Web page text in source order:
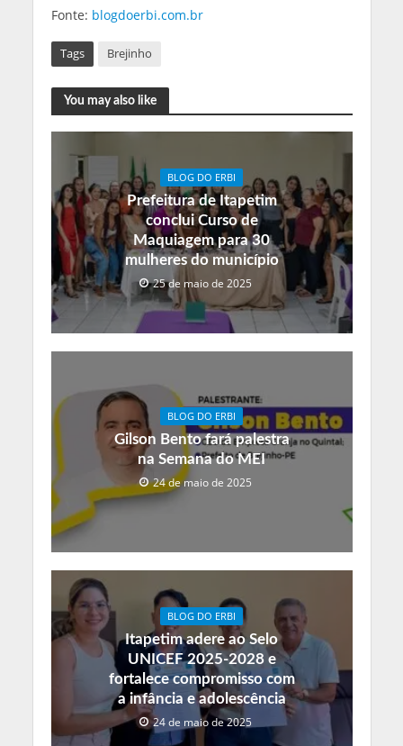
Fonte: blogdoerbi.com.br
Tags Brejinho
You may also like
BLOG DO ERBI
Prefeitura de Itapetim
conclui Curso de
Maquiagem para 30
mulheres do município
25 de maio de 2025
BLOG DO ERBI
Gilson Bento fará palestra
na Semana do MEI
24 de maio de 2025
BLOG DO ERBI
Itapetim adere ao Selo
UNICEF 2025-2028 e
fortalece compromisso com
a infância e adolescência
24 de maio de 2025